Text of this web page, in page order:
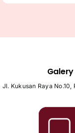
Jl. Kukusan Raya No.10,